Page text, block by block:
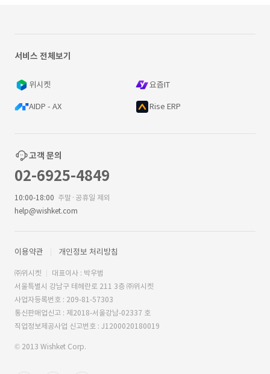
서비스 전체보기
위시켓 요즘IT
AIDP - AX Rise ERP
고객 문의
02-6925-4849
10:00-18:00 주말·공휴일 제외
help@wishket.com
이용약관 개인정보 처리방침
㈜위시켓
대표이사 : 박우범
서울특별시 강남구 테헤란로 211 3층 ㈜위시켓
사업자등록번호 : 209-81-57303
통신판매업신고 : 제2018-서울강남-02337 호
직업정보제공사업 신고번호 : J1200020180019
© 2013 Wishket Corp.